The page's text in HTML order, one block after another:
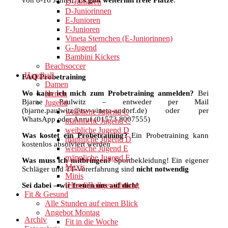
D-Junioren
D-Juniorinnen
E-Junioren
F-Junioren
Vineta Sternchen (E-Juniorinnen)
G-Jugend
Bambini Kickers
Beachsoccer
Handball
Damen
Herren
Jugend
weibliche Jugend C
männliche Jugend C
weibliche Jugend D
männliche Jugend D
weibliche Jugend E
männliche Jugend E
Maxis
Minis
(Hand)Ballgewöhnung
Fit & Gesund
Alle Stunden auf einen Blick
Angebot Montag
Fit in die Woche
FAQ Probetraining
Wo kann ich mich zum Probetraining anmelden? Bei
Bjarne Paulwitz – entweder per Mail
(bjarne.paulwitz@tsv-vineta-audorf.de) oder per
WhatsApp oder Anruf (01573 8007555)
Was kostet ein Probetraining?Ein Probetraining kann
kostenlos absolviert werden
Was muss ich mitbringen?Sportbekleidung! Ein eigener
Schläger und TT-Vorerfahrung sind nicht notwendig
Sei dabei – wir freuen uns auf dich!
Archiv